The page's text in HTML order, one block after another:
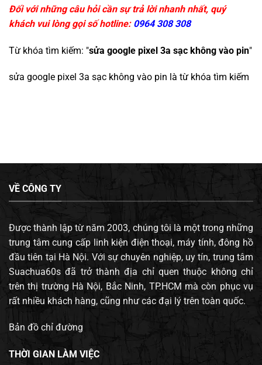
Đối với những câu hỏi cần sự trả lời nhanh nhất, quý
khách vui lòng gọi số hotline: 0964 308 308
Từ khóa tìm kiếm: "sửa google pixel 3a sạc không vào pin"
sửa google pixel 3a sạc không vào pin là từ khóa tìm kiếm
VỀ CÔNG TY
Được thành lập từ năm 2003, chúng tôi là một trong những
trung tâm cung cấp linh kiện điện thoại, máy tính, đông hồ
đầu tiên tại Hà Nội. Với sự chuyên nghiệp, uy tín, trung tâm
Suachua60s đã trở thành địa chỉ quen thuộc không chỉ
trên thị trường Hà Nội, Bắc Ninh, TP.HCM mà còn phục vụ
rất nhiều khách hàng, cũng như các đại lý trên toàn quốc.
Bản đồ chỉ đường
THỜI GIAN LÀM VIỆC